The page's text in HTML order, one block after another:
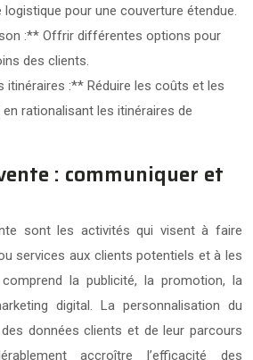
pour une couverture étendue.
:** Offrir différentes options pour
des clients.
itinéraires :** Réduire les coûts et les
rationalisant les itinéraires de
: communiquer et
sont les activités qui visent à faire
services aux clients potentiels et à les
la publicité, la promotion, la
digital. La personnalisation du
données clients et de leur parcours
accroître l’efficacité des